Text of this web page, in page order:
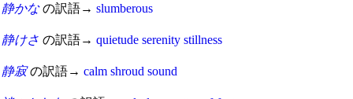
静かなの訳語→ slumberous
静けさ の訳語→ quietude serenity stillness
静寂の訳語→ calm shroud sound